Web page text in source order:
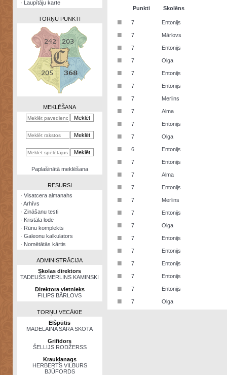
Zināšanu
kalkulators
Nomētātās
· Laupītāju karte
TORŅU PUNKTI
MEKLĒŠANA
Paplašinātā meklēšana
RESURSI
· Visatcera almanahs
· Arhīvs
· Zināšanu testi
· Kristāla lode
· Rūnu komplekts
· Galeonu kalkulators
· Nomētātās kārtis
ADMINISTRĀCIJA
Skolas direktors
TADEUŠS MERLINS KAMINSKI
Direktora vietnieks
FILIPS BĀRLOVS
TORŅU VECĀKIE
Elšpūtis
MADELAINA SĀRA SKOTA
Grifidors
ŠELLIJS RODŽERSS
Kraukļanags
HERBERTS VILBURS
BJŪFORDS
Punkti Skolēns
■ 7 Entonijs
■ 7 Mārlovs
■ 7 Entonijs
■ 7 Olga
■ 7 Entonijs
■ 7 Entonijs
■ 7 Merlins
■ 7 Alma
■ 7 Entonijs
■ 7 Olga
■ 6 Entonijs
■ 7 Entonijs
■ 7 Alma
■ 7 Entonijs
■ 7 Merlins
■ 7 Entonijs
■ 7 Olga
■ 7 Entonijs
■ 7 Entonijs
■ 7 Entonijs
■ 7 Entonijs
■ 7 Entonijs
■ 7 Olga